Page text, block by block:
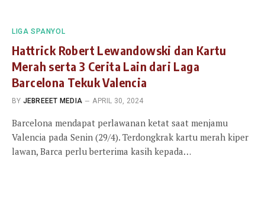
LIGA SPANYOL
Hattrick Robert Lewandowski dan Kartu
Merah serta 3 Cerita Lain dari Laga
Barcelona Tekuk Valencia
BY JEBREEET MEDIA APRIL 30, 2024
Barcelona mendapat perlawanan ketat saat menjamu
Valencia pada Senin (29/4). Terdongkrak kartu merah kiper
lawan, Barca perlu berterima kasih kepada…